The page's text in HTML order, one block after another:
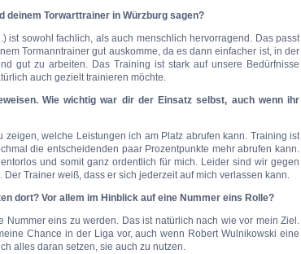
deinem Torwarttrainer in Würzburg sagen?
ist sowohl fachlich, als auch menschlich hervorragend. Das passt
Tormanntrainer gut auskomme, da es dann einfacher ist, in der
gut zu arbeiten. Das Training ist stark auf unsere Bedürfnisse
auch gezielt trainieren möchte.
Wie wichtig war dir der Einsatz selbst, auch wenn ihr
zeigen, welche Leistungen ich am Platz abrufen kann. Training ist
die entscheidenden paar Prozentpunkte mehr abrufen kann.
und somit ganz ordentlich für mich. Leider sind wir gegen
Trainer weiß, dass er sich jederzeit auf mich verlassen kann.
dort? Vor allem im Hinblick auf eine Nummer eins Rolle?
Nummer eins zu werden. Das ist natürlich nach wie vor mein Ziel.
Chance in der Liga vor, auch wenn Robert Wulnikowski eine
alles daran setzen, sie auch zu nutzen.